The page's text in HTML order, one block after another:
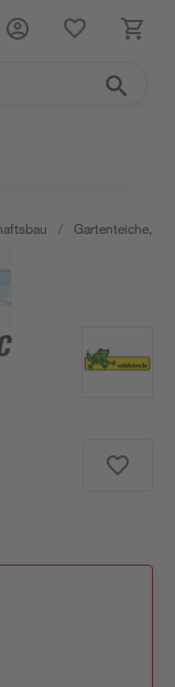
/ Gartenteiche,